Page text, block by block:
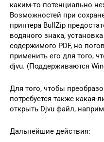
каким-то потенциально
Возможностей при
принтера BullZip
водяного знака,
содержимого PDF, но
применить его для того,
djvu. (Поддерживаются
Для того, чтобы
потребуется также какая-
открыть Djvu файл,
Дальнейшие действия: